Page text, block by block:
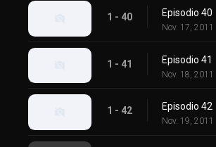
1 - 40 Episodio 40
Nov. 17, 2011
1 - 41 Episodio 41
Nov. 18, 2011
1 - 42 Episodio 42
Nov. 19, 2011